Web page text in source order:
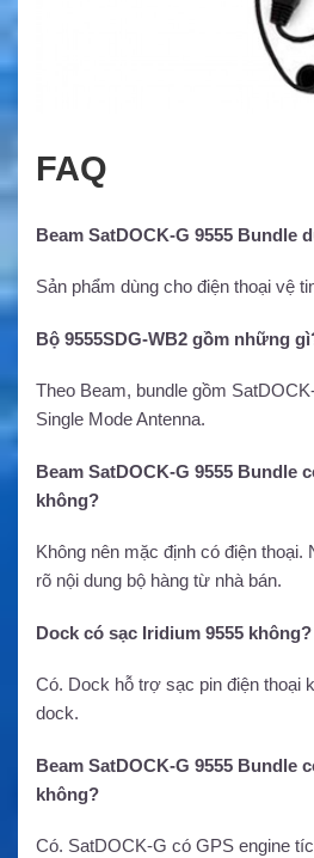
FAQ
Beam SatDOCK-G 9555 Bundle
Sản phẩm dùng cho điện thoại vệ
Bộ 9555SDG-WB2 gồm những
Theo Beam, bundle gồm
Single Mode Antenna.
Beam SatDOCK-G 9555 Bundle
không?
Không nên mặc định có điện
rõ nội dung bộ hàng từ nhà bán.
Dock có sạc Iridium 9555 không?
Có. Dock hỗ trợ sạc pin điện thoại
dock.
Beam SatDOCK-G 9555 Bundle
không?
Có. SatDOCK-G có GPS engine